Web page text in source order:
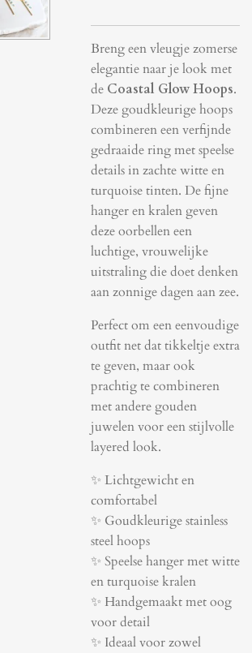
Breng een vleugje zomerse
elegantie naar je look met
de Coastal Glow Hoops.
Deze goudkleurige hoops
combineren een verfijnde
gedraaide ring met speelse
details in zachte witte en
turquoise tinten. De fijne
hanger en kralen geven
deze oorbellen een
luchtige, vrouwelijke
uitstraling die doet denken
aan zonnige dagen aan zee.
Perfect om een eenvoudige
outfit net dat tikkeltje extra
te geven, maar ook
prachtig te combineren
met andere gouden
juwelen voor een stijlvolle
layered look.
✨ Lichtgewicht en
comfortabel
✨ Goudkleurige stainless
steel hoops
✨ Speelse hanger met witte
en turquoise kralen
✨ Handgemaakt met oog
voor detail
✨ Ideaal voor zowel